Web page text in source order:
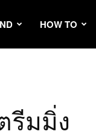
HOW TO
รีมมิ่ง